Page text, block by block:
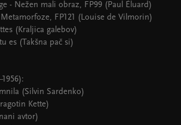
- Nežen mali obraz, FP99 (Paul Éluard)
FP121 (Louise de Vilmorin)
(Kraljica galebov)
es (Takšna pač si)
(Silvin Sardenko)
Kette)
avtor)